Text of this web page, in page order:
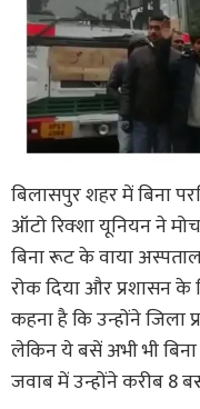
बिलासपुर शहर में बिना
ऑटो रिक्शा यूनियन ने
बिना रूट के वाया
रोक दिया और प्रशासन
कहना है कि उन्होंने जिला
लेकिन ये बसें अभी भी
जवाब में उन्होंने करीब 8